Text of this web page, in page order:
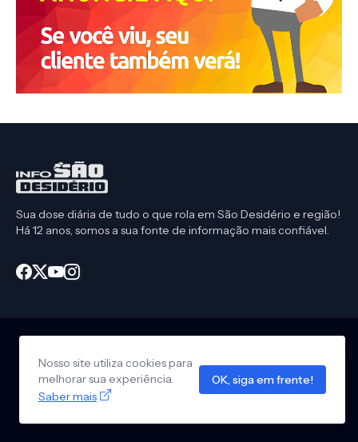
Sua dose diária de tudo o que rola em São Desidério e região!
Há 12 anos, somos a sua fonte de informação mais confiável.
Design by - Info São Desidério
InícioCEP São DesidérioPolítica de Privacidade
Anuncie em nosso site
Nosso site utiliza cookies para
melhorar sua experiência.
Saber mais
OK, siga em frente!